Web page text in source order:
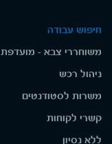
חיפוש עבודה
משוחררי צבא - מועדפת
ניהול רכש
משרות לסטודנטים
קשרי לקוחות
ללא נסיון